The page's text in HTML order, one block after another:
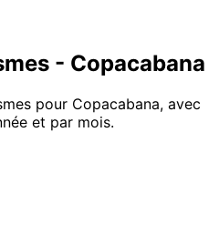
- Copacabana
pour Copacabana, avec
et par mois.